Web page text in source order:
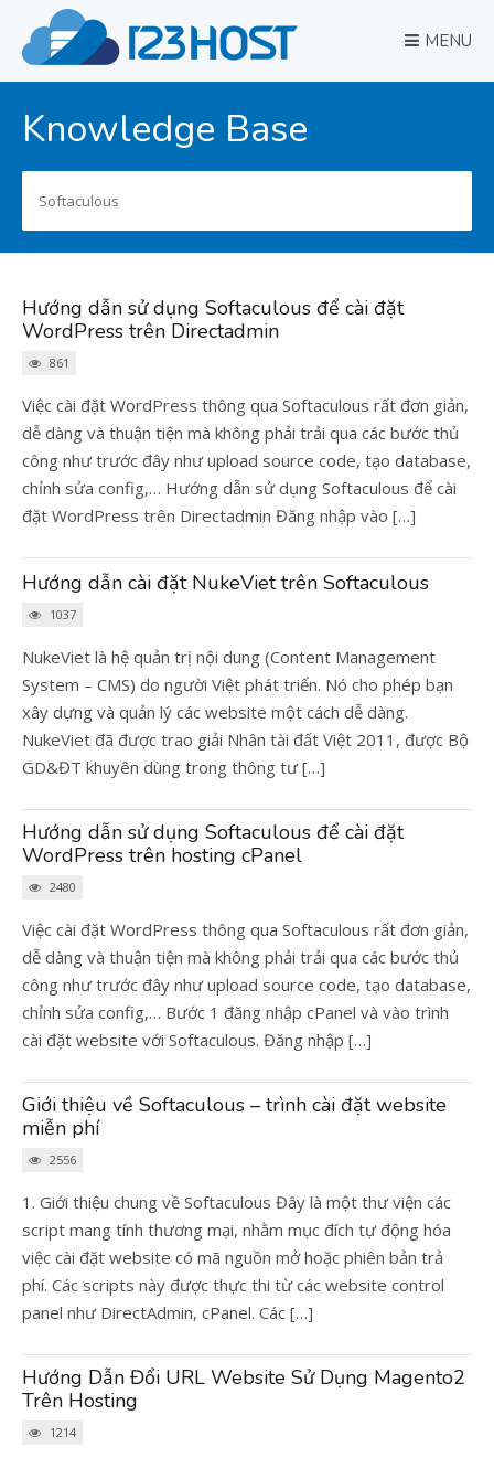
MENU
Knowledge Base
for:
Hướng dẫn sử dụng Softaculous để cài đặt
WordPress trên Directadmin
861
Việc cài đặt WordPress thông qua Softaculous rất đơn giản,
dễ dàng và thuận tiện mà không phải trải qua các bước thủ
công như trước đây như upload source code, tạo database,
chỉnh sửa config,… Hướng dẫn sử dụng Softaculous để cài
đặt WordPress trên Directadmin Đăng nhập vào […]
Hướng dẫn cài đặt NukeViet trên Softaculous
1037
NukeViet là hệ quản trị nội dung (Content Management
System – CMS) do người Việt phát triển. Nó cho phép bạn
xây dựng và quản lý các website một cách dễ dàng.
NukeViet đã được trao giải Nhân tài đất Việt 2011, được Bộ
GD&ĐT khuyên dùng trong thông tư […]
Hướng dẫn sử dụng Softaculous để cài đặt
WordPress trên hosting cPanel
2480
Việc cài đặt WordPress thông qua Softaculous rất đơn giản,
dễ dàng và thuận tiện mà không phải trải qua các bước thủ
công như trước đây như upload source code, tạo database,
chỉnh sửa config,… Bước 1 đăng nhập cPanel và vào trình
cài đặt website với Softaculous. Đăng nhập […]
Giới thiệu về Softaculous – trình cài đặt website
miễn phí
2556
1. Giới thiệu chung về Softaculous Đây là một thư viện các
script mang tính thương mại, nhằm mục đích tự động hóa
việc cài đặt website có mã nguồn mở hoặc phiên bản trả
phí. Các scripts này được thực thi từ các website control
panel như DirectAdmin, cPanel. Các […]
Hướng Dẫn Đổi URL Website Sử Dụng Magento2
Trên Hosting
1214